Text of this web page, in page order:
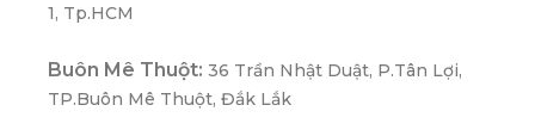
1, Tp.HCM
Buôn Mê Thuột: 36 Trần Nhật Duật, P.Tân Lợi,
TP.Buôn Mê Thuột, Đắk Lắk